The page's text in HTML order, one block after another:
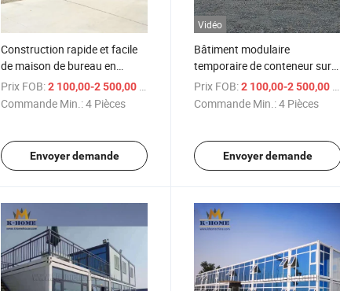
Construction rapide et facile
de maison de bureau en
conteneur préfabriqué
Prix FOB:2 100,00-2 500,00 $US
Commande Min.:4 Pièces
Envoyer demande
Vidéo
Bâtiment modulaire
temporaire de conteneur sur
site de construction
Prix FOB: 2 100,00-2 500,00 $US
Commande Min.:4 Pièces
Envoyer demande